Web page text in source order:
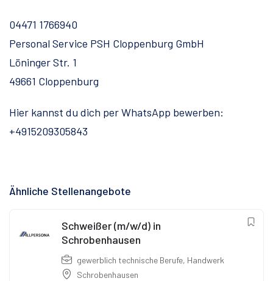
04471 1766940
Personal Service PSH Cloppenburg GmbH
Löninger Str. 1
49661 Cloppenburg
Hier kannst du dich per WhatsApp bewerben:
+4915209305843
Ähnliche Stellenangebote
Schweißer (m/w/d) in
Schrobenhausen
gewerblich technische Berufe, Handwerk
Schrobenhausen